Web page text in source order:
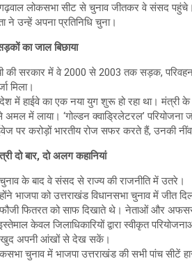
लोकसभा सीट से चुनाव जीतकर वे संसद
ने उन्हें अपना प्रतिनिधि चुना।
का जाल बिछाया
की सरकार में वे 2000 से 2003 तक सड़क,
मिला।
में हाईवे का एक नया युग शुरू हो रहा था। मंत्री
में लाया। ‘गोल्डन क्वाड्रिलेटरल’ परियोजना
पर करोड़ों भारतीय रोज सफर करते हैं, उनकी
दो बार, दो अलग कहानियां
के बाद वे संसद से राज्य की राजनीति में उतरे।
भाजपा को उत्तराखंड विधानसभा चुनाव में जीत
फितरत को साफ दिखाते थे। नेताओं और अफसरों
केवल जिलाधिकारियों द्वारा स्वीकृत
खुद अपनी आंखों से देख सकें।
चुनाव में भाजपा उत्तराखंड की सभी पांच सीटें